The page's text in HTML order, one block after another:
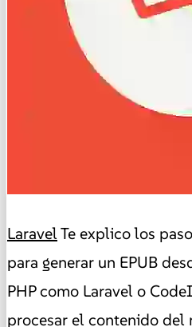
LaravelTe explico los
para generar un EPUB
PHP como Laravel o
procesar el contenido del